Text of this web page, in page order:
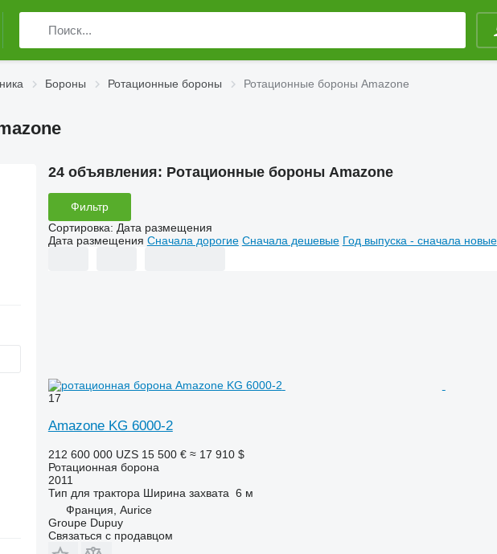
Бороны Ротационные бороны Ротационные бороны Amazone
24 объявления: Ротационные бороны Amazone
Фильтр
Сортировка: Дата размещения
Дата размещения Сначала дорогие Сначала дешевые Год выпуска - сначала новые
17
Amazone KG 6000-2
212 600 000 UZS 15 500 € ≈ 17 910 $
Ротационная борона
2011
Тип для трактора Ширина захвата 6 м
Франция, Aurice
Groupe Dupuy
Связаться с продавцом